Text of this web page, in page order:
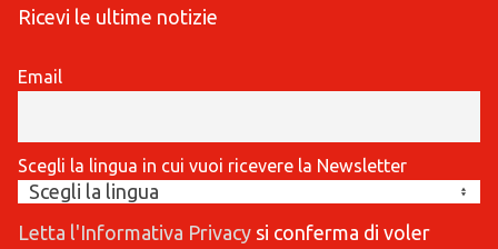
Ricevi le ultime notizie
Email
Scegli la lingua in cui vuoi ricevere la Newsletter
Letta l'Informativa Privacy si conferma di voler